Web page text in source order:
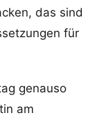
das sind
für
genauso
am